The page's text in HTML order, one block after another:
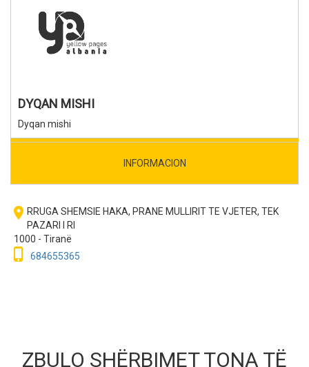
DYQAN MISHI
Dyqan mishi
INFORMACION
room RRUGA SHEMSIE HAKA, PRANE MULLIRIT TE VJETER, TEK
PAZARI I RI
1000 - Tiranë
phone_iphone 684655365
ZBULO SHËRBIMET TONA TË